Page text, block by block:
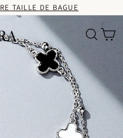
TAILLE DE BAGUE